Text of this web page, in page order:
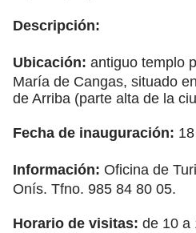
Descripción:
Ubicación: antiguo templo
María de Cangas, situado
de Arriba (parte alta de la
Fecha de inauguración:
Información: Oficina de
Onís. Tfno. 985 84 80 05.
Horario de visitas: de 10 a